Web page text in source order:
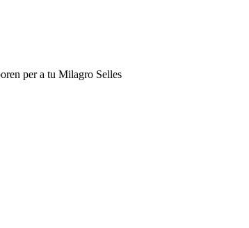
per a tu Milagro Selles